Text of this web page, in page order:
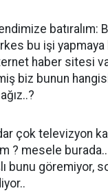
batıralım:
bu işi yapmaya
haber sitesi
biz bunun
çok televizyon
? mesele
bunu göremiyor,